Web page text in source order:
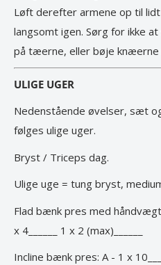
Løft derefter armene op til
langsomt igen. Sørg for ikke
på tæerne, eller bøje knæerne
ULIGE UGER
Nedenstående øvelser, sæt
følges ulige uger.
Bryst / Triceps dag.
Ulige uge = tung bryst,
Flad bænk pres med
x 4______ 1 x 2 (max)______
Incline bænk pres: A - 1 x